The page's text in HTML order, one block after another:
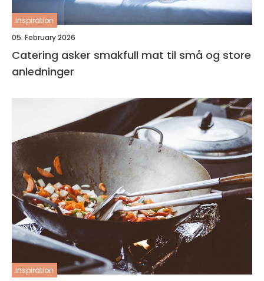
inspiration
05. February 2026
Catering asker smakfull mat til små og store
anledninger
inspiration